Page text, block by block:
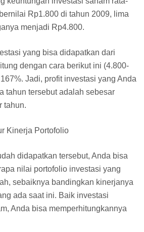
Rp1.800 di tahun 2009, lima
menjadi Rp4.800.
yang bisa didapatkan dari
dengan cara berikut ini (4.800-
Jadi, profit investasi yang Anda
tahun tersebut adalah sebesar
tahun.
Kinerja Portofolio
didapatkan tersebut, Anda bisa
nilai portofolio investasi yang
sebaiknya bandingkan kinerjanya
ada saat ini. Baik investasi
Anda bisa memperhitungkannya